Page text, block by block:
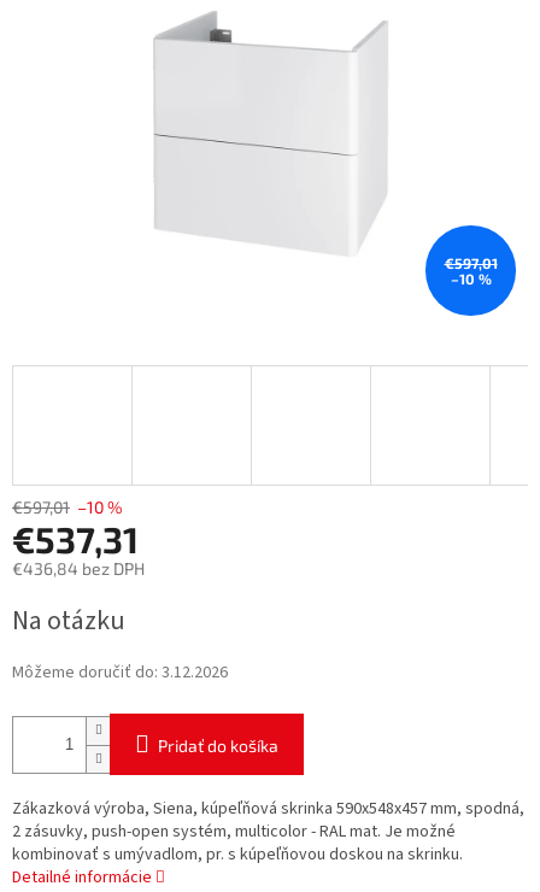
€597,01
–10 %
€597,01 –10 %
€537,31
€436,84 bez DPH
cena:
Na otázku
Môžeme doručiť do: 3.12.2026
Pridať do košíka
Zákazková výroba, Siena, kúpeľňová skrinka 590x548x457 mm, spodná,
2 zásuvky, push-open systém, multicolor - RAL mat. Je možné
kombinovať s umývadlom, pr. s kúpeľňovou doskou na skrinku.
Detailné informácie